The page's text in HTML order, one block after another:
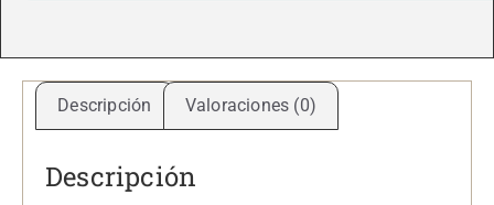
Descripción Valoraciones (0)
Descripción